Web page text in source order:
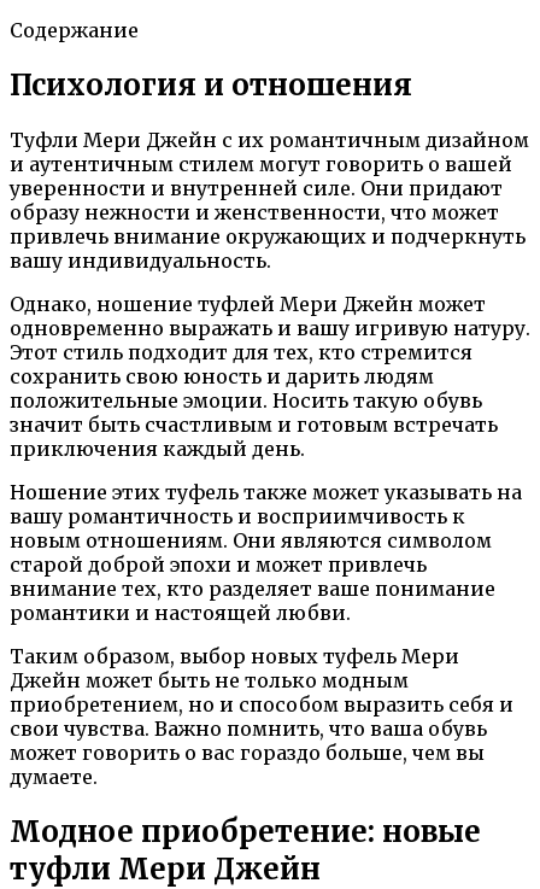
Содержание
Психология и отношения
Туфли Мери Джейн с их романтичным дизайном
и аутентичным стилем могут говорить о вашей
уверенности и внутренней силе. Они придают
образу нежности и женственности, что может
привлечь внимание окружающих и подчеркнуть
вашу индивидуальность.
Однако, ношение туфлей Мери Джейн может
одновременно выражать и вашу игривую натуру.
Этот стиль подходит для тех, кто стремится
сохранить свою юность и дарить людям
положительные эмоции. Носить такую обувь
значит быть счастливым и готовым встречать
приключения каждый день.
Ношение этих туфель также может указывать на
вашу романтичность и восприимчивость к
новым отношениям. Они являются символом
старой доброй эпохи и может привлечь
внимание тех, кто разделяет ваше понимание
романтики и настоящей любви.
Таким образом, выбор новых туфель Мери
Джейн может быть не только модным
приобретением, но и способом выразить себя и
свои чувства. Важно помнить, что ваша обувь
может говорить о вас гораздо больше, чем вы
думаете.
Модное приобретение: новые
туфли Мери Джейн